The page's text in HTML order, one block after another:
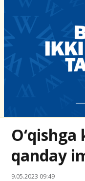
qanday
9.05.2023 09:49